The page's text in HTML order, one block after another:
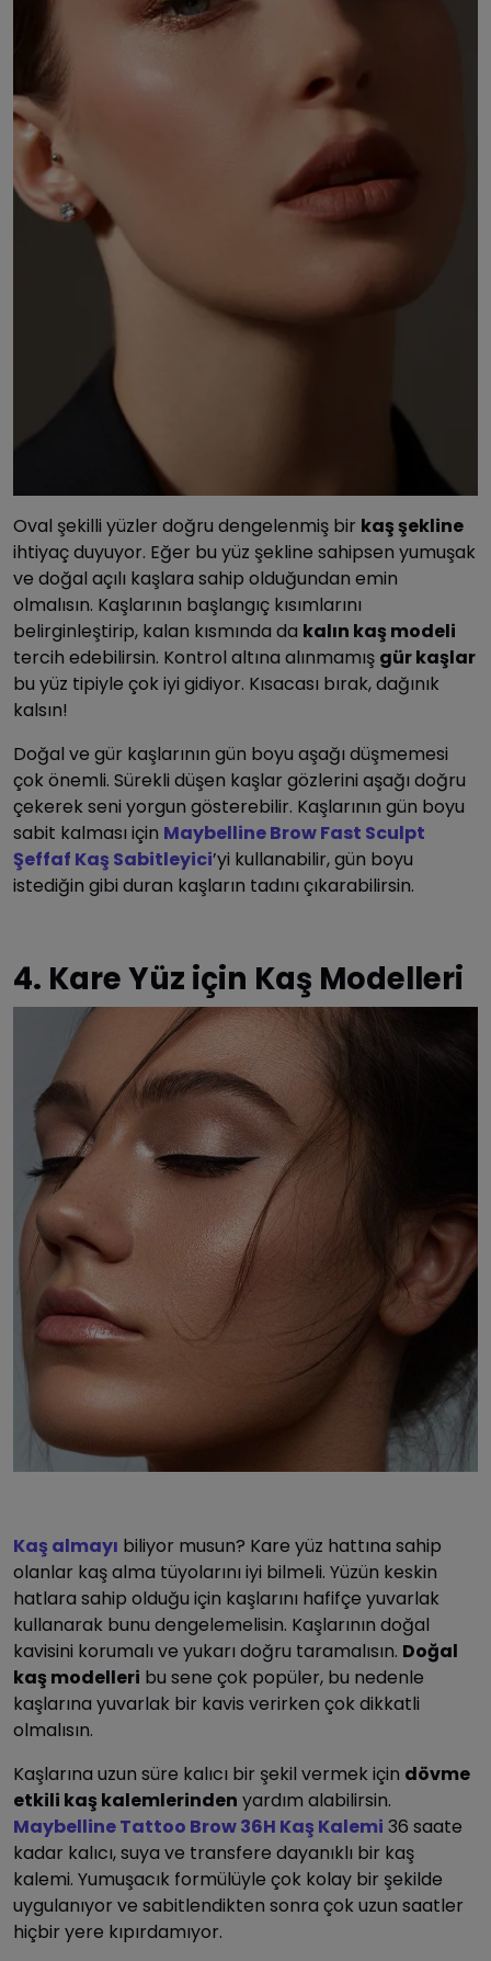
Oval şekilli yüzler doğru dengelenmiş bir kaş şekline
ihtiyaç duyuyor. Eğer bu yüz şekline sahipsen yumuşak
ve doğal açılı kaşlara sahip olduğundan emin
olmalısın. Kaşlarının başlangıç kısımlarını
belirginleştirip, kalan kısmında da kalın kaş modeli
tercih edebilirsin. Kontrol altına alınmamış gür kaşlar
bu yüz tipiyle çok iyi gidiyor. Kısacası bırak, dağınık
kalsın!
Doğal ve gür kaşlarının gün boyu aşağı düşmemesi
çok önemli. Sürekli düşen kaşlar gözlerini aşağı doğru
çekerek seni yorgun gösterebilir. Kaşlarının gün boyu
sabit kalması için Maybelline Brow Fast Sculpt
Şeffaf Kaş Sabitleyici’yi kullanabilir, gün boyu
istediğin gibi duran kaşların tadını çıkarabilirsin.
4. Kare Yüz için Kaş Modelleri
Kaş almayı biliyor musun? Kare yüz hattına sahip
olanlar kaş alma tüyolarını iyi bilmeli. Yüzün keskin
hatlara sahip olduğu için kaşlarını hafifçe yuvarlak
kullanarak bunu dengelemelisin. Kaşlarının doğal
kavisini korumalı ve yukarı doğru taramalısın. Doğal
kaş modelleri bu sene çok popüler, bu nedenle
kaşlarına yuvarlak bir kavis verirken çok dikkatli
olmalısın.
Kaşlarına uzun süre kalıcı bir şekil vermek için dövme
etkili kaş kalemlerinden yardım alabilirsin.
Maybelline Tattoo Brow 36H Kaş Kalemi 36 saate
kadar kalıcı, suya ve transfere dayanıklı bir kaş
kalemi. Yumuşacık formülüyle çok kolay bir şekilde
uygulanıyor ve sabitlendikten sonra çok uzun saatler
hiçbir yere kıpırdamıyor.